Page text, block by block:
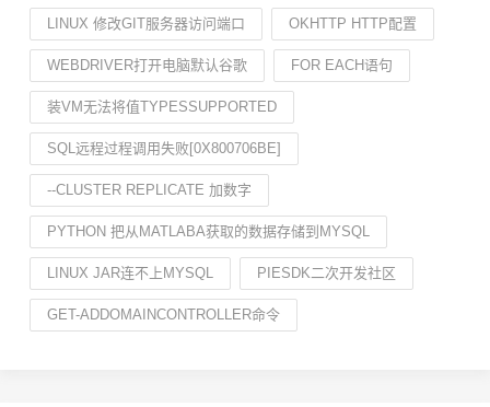
LINUX 修改GIT服务器访问端口 OKHTTP HTTP配置
WEBDRIVER打开电脑默认谷歌 FOR EACH语句
装VM无法将值TYPESSUPPORTED
SQL远程过程调用失败[0X800706BE]
--CLUSTER REPLICATE 加数字
PYTHON 把从MATLABA获取的数据存储到MYSQL
LINUX JAR连不上MYSQL PIESDK二次开发社区
GET-ADDOMAINCONTROLLER命令